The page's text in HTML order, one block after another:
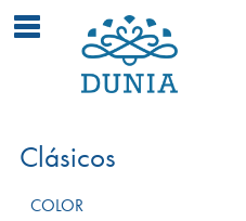
Pasar al contenido principal
Clásicos
COLOR